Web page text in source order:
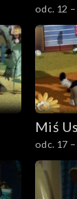
odc. 12
Miś
odc. 17